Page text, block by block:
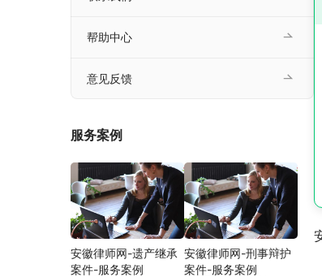
帮助中心
意见反馈
服务案例
安徽律师网-遗产继承
案件-服务案例
安徽律师网-刑事辩护
案件-服务案例